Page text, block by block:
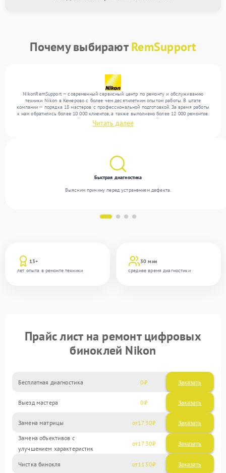
Почему выбираютRemSupport
NikonRemSupport — современный сервисный центр по ремонту и обслуживанию
техники Nikon в Кемерово с более чем десятилетним опытом работы. В штате
компании — порядка 18 мастеров с профессиональной подготовкой. За время работы
к нам обратились более 10 000 клиентов, а также выполнено более 12 000 ремонтов.
Ежемесячно в сервисный центр поступает более 300 устройств, включая , , . Мы
работаем с широким спектром неисправностей и обеспечиваем надежный результат
Читать далее
13+
лет опыта в ремонте техники
30 мин
среднее время диагностики
Быстрая диагностика
Выясним причину перед устранением дефекта.
Прайс лист на ремонт цифровых
биноклей Nikon
Бесплатная диагностика 0 Заказать
Выезд мастера 0 Заказать
Замена матрицы 1730
Замена объективов с
улучшением характеристик
1730
Чистка бинокля 1150